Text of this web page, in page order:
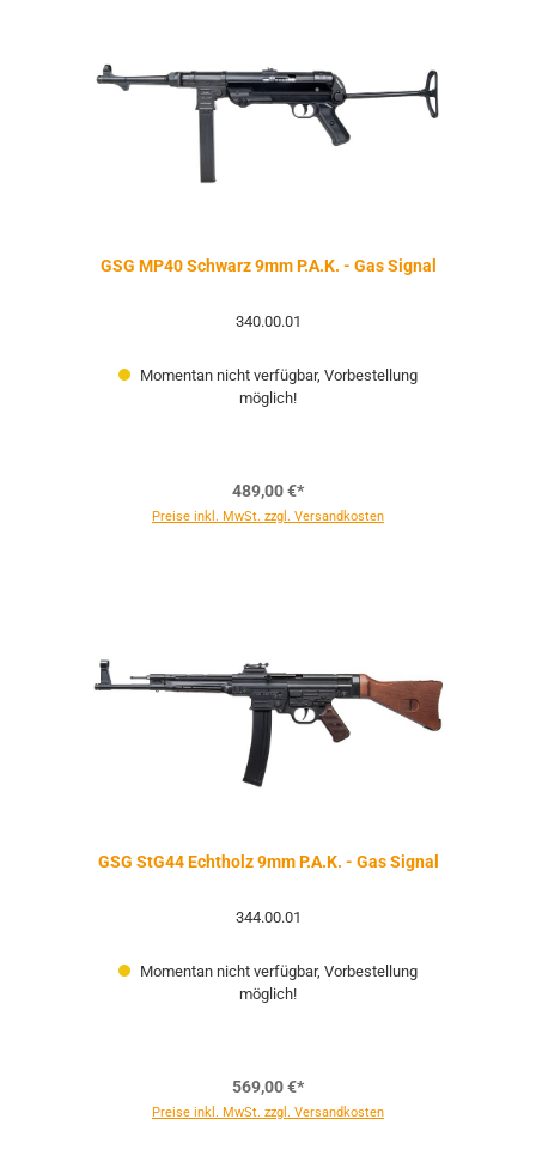
GSG MP40 Schwarz 9mm P.A.K. - Gas Signal
340.00.01
Momentan nicht verfügbar, Vorbestellung
möglich!
489,00 €*
Preise inkl. MwSt. zzgl. Versandkosten
GSG StG44 Echtholz 9mm P.A.K. - Gas Signal
344.00.01
Momentan nicht verfügbar, Vorbestellung
möglich!
569,00 €*
Preise inkl. MwSt. zzgl. Versandkosten